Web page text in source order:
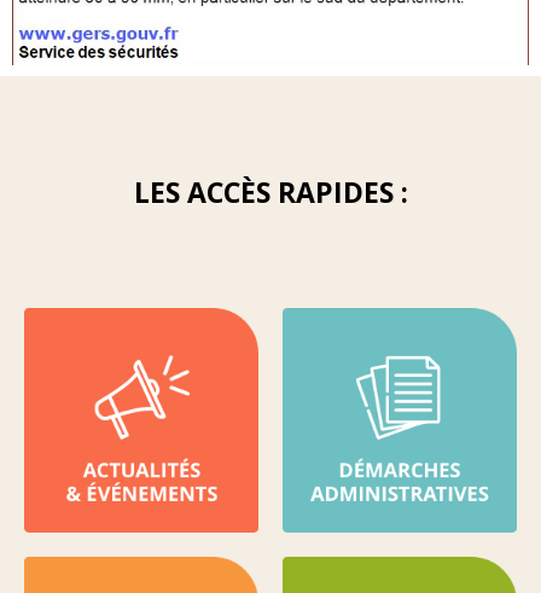
LES ACCÈS RAPIDES :